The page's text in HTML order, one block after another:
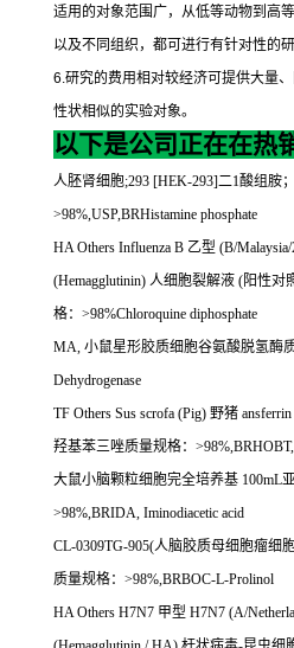
适用的对象范围广，从低等动物到高
以及不同组织，都可进行有针对性的研
6.研究的费用相对较经济可提供大量
性状相似的实验对象。
以下是公司正在在热
人胚肾细胞;293 [HEK-293]二1酸组胺；
>98%,USP,BRHistamine phosphate
HA Others Influenza B 乙型 (B/
(Hemagglutinin) 人细胞裂解液 (阳性对
格： >98%Chloroquine diphosphate
MA, 小鼠星形胶质细胞谷氨酸脱氢酶
Dehydrogenase
TF Others Sus scrofa (Pig) 野猪
羟基苯三唑质量规格：
大鼠小脑颗粒细胞完全培养基 100mL
>98%,BRIDA, Iminodiacetic acid
CL-0309TG-905(人脑胶质母细胞瘤细
质量规格： >98%,BRBOC-L-Prolinol
HA Others H7N7 甲型 H7N7 (A/